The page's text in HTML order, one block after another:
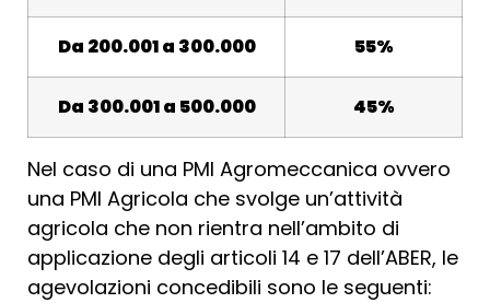
Da 200.001 a 300.000 55%
Da 300.001 a 500.000 45%
Nel caso di una PMI Agromeccanica ovvero
una PMI Agricola che svolge un’attività
agricola che non rientra nell’ambito di
applicazione degli articoli 14 e 17 dell’ABER, le
agevolazioni concedibili sono le seguenti: